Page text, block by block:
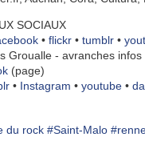
SOCIAUX
• flickr • tumblr •
Groualle - avranches infos
(page)
• Instagram • youtube •
du rock #Saint-Malo